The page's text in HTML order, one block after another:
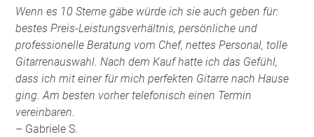
Wenn es 10 Sterne gäbe würde ich sie auch geben für:
bestes Preis-Leistungsverhältnis, persönliche und
professionelle Beratung vom Chef, nettes Personal, tolle
Gitarrenauswahl. Nach dem Kauf hatte ich das Gefühl,
dass ich mit einer für mich perfekten Gitarre nach Hause
ging. Am besten vorher telefonisch einen Termin
vereinbaren.
– Gabriele S.